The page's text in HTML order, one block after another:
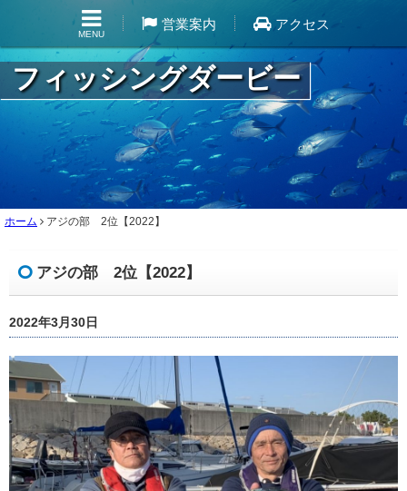
MENU
営業案内 アクセス
フィッシングダービー
ホーム アジの部 2位【2022】
アジの部 2位【2022】
2022年3月30日